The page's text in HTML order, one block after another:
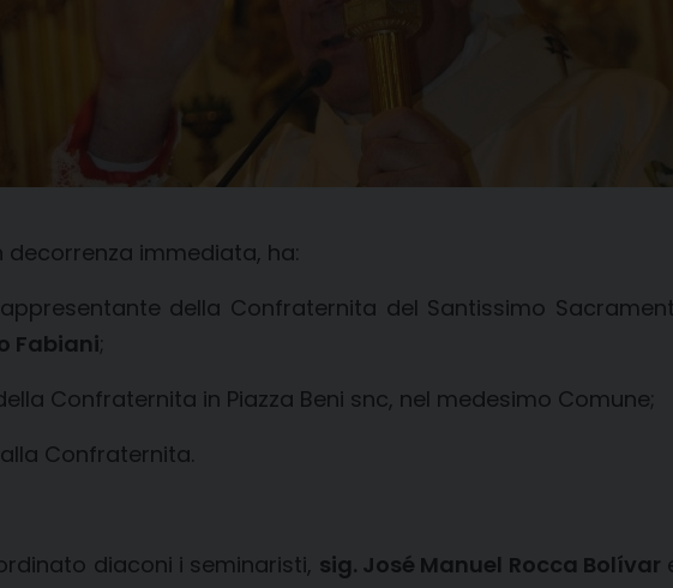
decorrenza immediata, ha:
della Confraternita del Santissimo
Fabiani;
Confraternita in Piazza Beni snc, nel medesimo Comune;
Confraternita.
diaconi i seminaristi, sig. José Manuel Rocca Bolívar